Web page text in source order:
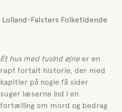
Lolland-Falsters Folketidende
Et hus med tusind øjneer en
rapt fortalt historie, der med
kapitler på nogle få sider
suger læserne ind i en
fortælling om mord og bedrag